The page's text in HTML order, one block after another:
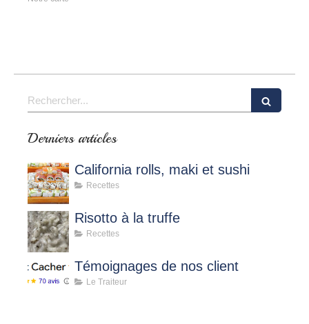
Rechercher
Derniers articles
California rolls, maki et sushi
Recettes
Risotto à la truffe
Recettes
Témoignages de nos client
Le Traiteur